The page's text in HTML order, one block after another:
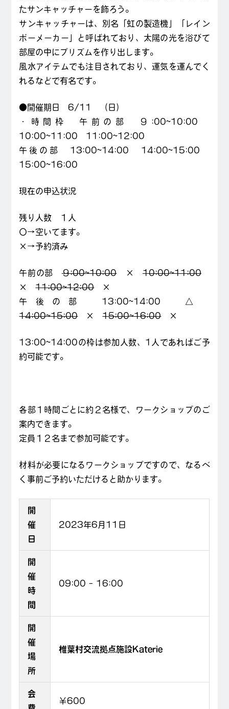
たサンキャッチャーを飾ろう。
サンキャッチャーは、別名「虹の製造機」「レイン
ボーメーカー」と呼ばれており、太陽の光を浴びて
部屋の中にプリズムを作り出します。
風水アイテムでも注目されており、運気を運んでく
れるなどで有名です。
●開催期日 6/11 （日）
・時間枠 午前の部 ９:00~10:00
10:00~11:00 11:00~12:00
午後の部 13:00~14:00 14:00~15:00
15:00~16:00
現在の申込状況
残り人数 １人
〇→空いてます。
×→予約済み
午前の部９:00~10:00× 10:00~11:00
×11:00~12:00×
午後の部 13:00~14:00 △
14:00~15:00×15:00~16:00×
13:00~14:00の枠は参加人数、1人であればご予
約可能です。
各部１時間ごとに約２名様で、ワークショップのご
案内できます。
定員１２名まで参加可能です。
材料が必要になるワークショップですので、なるべ
く事前ご予約いただけると助かります。
開
催
日
2023年6月11日
開
催
時
間
09:00 – 16:00
開
催
場
所
椎葉村交流拠点施設Katerie
会
￥600